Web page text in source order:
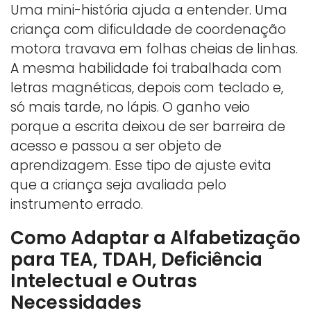
Uma mini-história ajuda a entender. Uma
criança com dificuldade de coordenação
motora travava em folhas cheias de linhas.
A mesma habilidade foi trabalhada com
letras magnéticas, depois com teclado e,
só mais tarde, no lápis. O ganho veio
porque a escrita deixou de ser barreira de
acesso e passou a ser objeto de
aprendizagem. Esse tipo de ajuste evita
que a criança seja avaliada pelo
instrumento errado.
Como Adaptar a Alfabetização
para TEA, TDAH, Deficiência
Intelectual e Outras
Necessidades